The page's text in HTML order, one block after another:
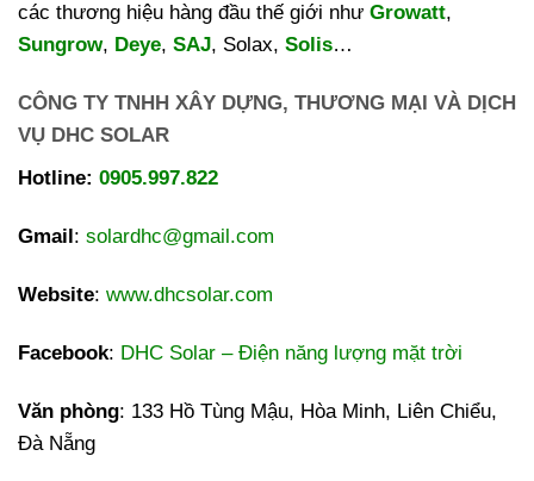
các thương hiệu hàng đầu thế giới như Growatt,
Sungrow, Deye, SAJ, Solax, Solis…
CÔNG TY TNHH XÂY DỰNG, THƯƠNG MẠI VÀ DỊCH
VỤ DHC SOLAR
Hotline: 0905.997.822
Gmail: solardhc@gmail.com
Website: www.dhcsolar.com
Facebook: DHC Solar – Điện năng lượng mặt trời
Văn phòng: 133 Hồ Tùng Mậu, Hòa Minh, Liên Chiểu,
Đà Nẵng